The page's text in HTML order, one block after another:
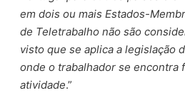
em dois ou mais Estados-
de Teletrabalho não são
visto que se aplica a legislação
onde o trabalhador se encontra
atividade.”